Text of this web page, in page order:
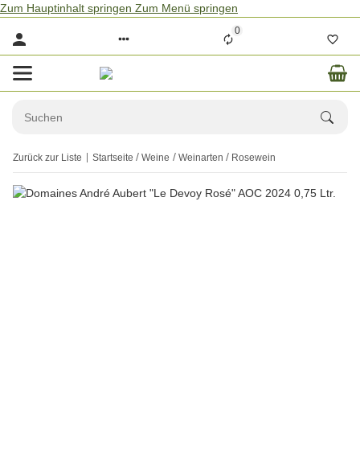
Zum Hauptinhalt springen Zum Menü springen
0
Zurück zur Liste Startseite Weine Weinarten Rosewein